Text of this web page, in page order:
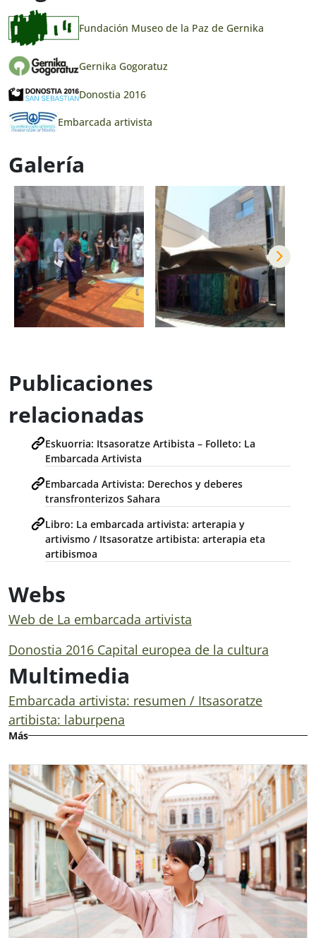
Fundación Museo de la Paz de Gernika
Gernika Gogoratuz
Donostia 2016
Embarcada artivista
Galería
Publicaciones
relacionadas
Eskuorria: Itsasoratze Artibista – Folleto: La
Embarcada Artivista
Embarcada Artivista: Derechos y deberes
transfronterizos Sahara
Libro: La embarcada artivista: arterapia y
artivismo / Itsasoratze artibista: arterapia eta
artibismoa
Webs
Web de La embarcada artivista
Donostia 2016 Capital europea de la cultura
Multimedia
Embarcada artivista: resumen / Itsasoratze
artibista: laburpena
Más